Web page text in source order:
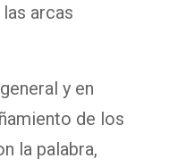
arcas
y en
de los
la palabra,